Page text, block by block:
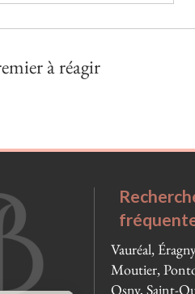
à réagir
Vauréal,
Moutier,
Osny, Saint-